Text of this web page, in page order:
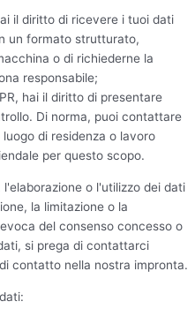
il diritto di ricevere i tuoi dati
un formato strutturato,
o di richiederne la
responsabile;
hai il diritto di presentare
Di norma, puoi contattare
di residenza o lavoro
per questo scopo.
o l'utilizzo dei dati
la limitazione o la
del consenso concesso o
si prega di contattarci
contatto nella nostra impronta.